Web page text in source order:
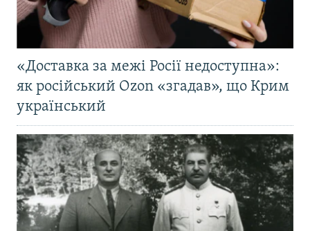
«Доставка за межі Росії недоступна»:
як російський Ozon «згадав», що Крим
український